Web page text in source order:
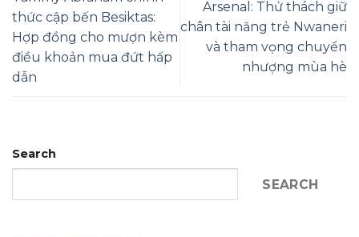
thức cập bến Besiktas:
Hợp đồng cho mượn kèm
điều khoản mua đứt hấp
dẫn
Arsenal: Thử thách giữ
chân tài năng trẻ Nwaneri
và tham vọng chuyển
nhượng mùa hè
Search
SEARCH